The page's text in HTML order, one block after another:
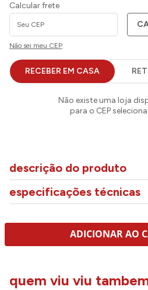
Calcular frete
Não sei meu CEP
RECEBER EM CASA
descrição do produto
especificações técnicas
ADICIONAR AO
quem viu viu